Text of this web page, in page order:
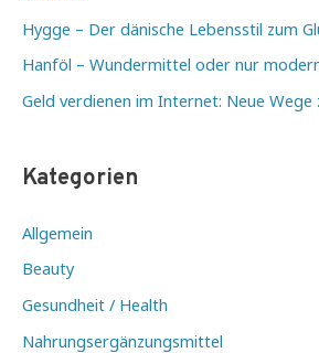
Hygge – Der dänische Lebensstil zum
Hanföl – Wundermittel oder nur
Geld verdienen im Internet: Neue Wege
Kategorien
Allgemein
Beauty
Gesundheit / Health
Nahrungsergänzungsmittel